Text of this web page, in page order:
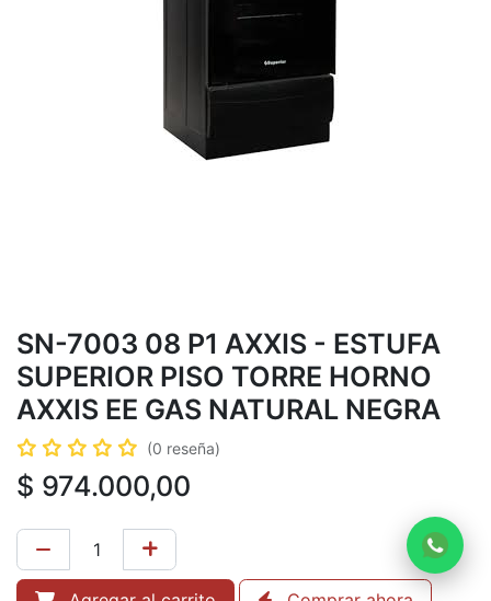
SN-7003 08 P1 AXXIS - ESTUFA
SUPERIOR PISO TORRE HORNO
AXXIS EE GAS NATURAL NEGRA
(0 reseña)
$ 974.000,00